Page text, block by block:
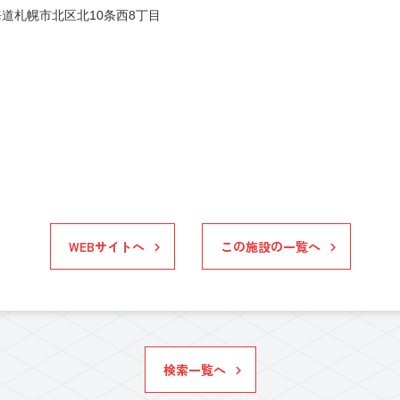
札幌市北区北10条西8丁目
WEBサイトへ この施設の一覧へ
検索一覧へ